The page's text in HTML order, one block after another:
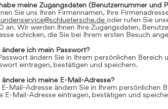
meine Zugangsdaten (Benutzernummer und
Sie uns Ihren Firmennamen, Ihre
oder rufen Sie
an. Wir werden Ihnen Ihre Zugangsdaten,
schicken, die Sie bei Ihrem ersten Besuch
ändere ich mein Passwort?
ändern Sie in Ihrem persönlichen Bereich
eintragen, bestätigen und speichern.
ändere ich meine E-Mail-Adresse?
E-Mail-Adresse ändern Sie in Ihrem persönlichen
E-Mail-Adresse eintragen, bestätigen und